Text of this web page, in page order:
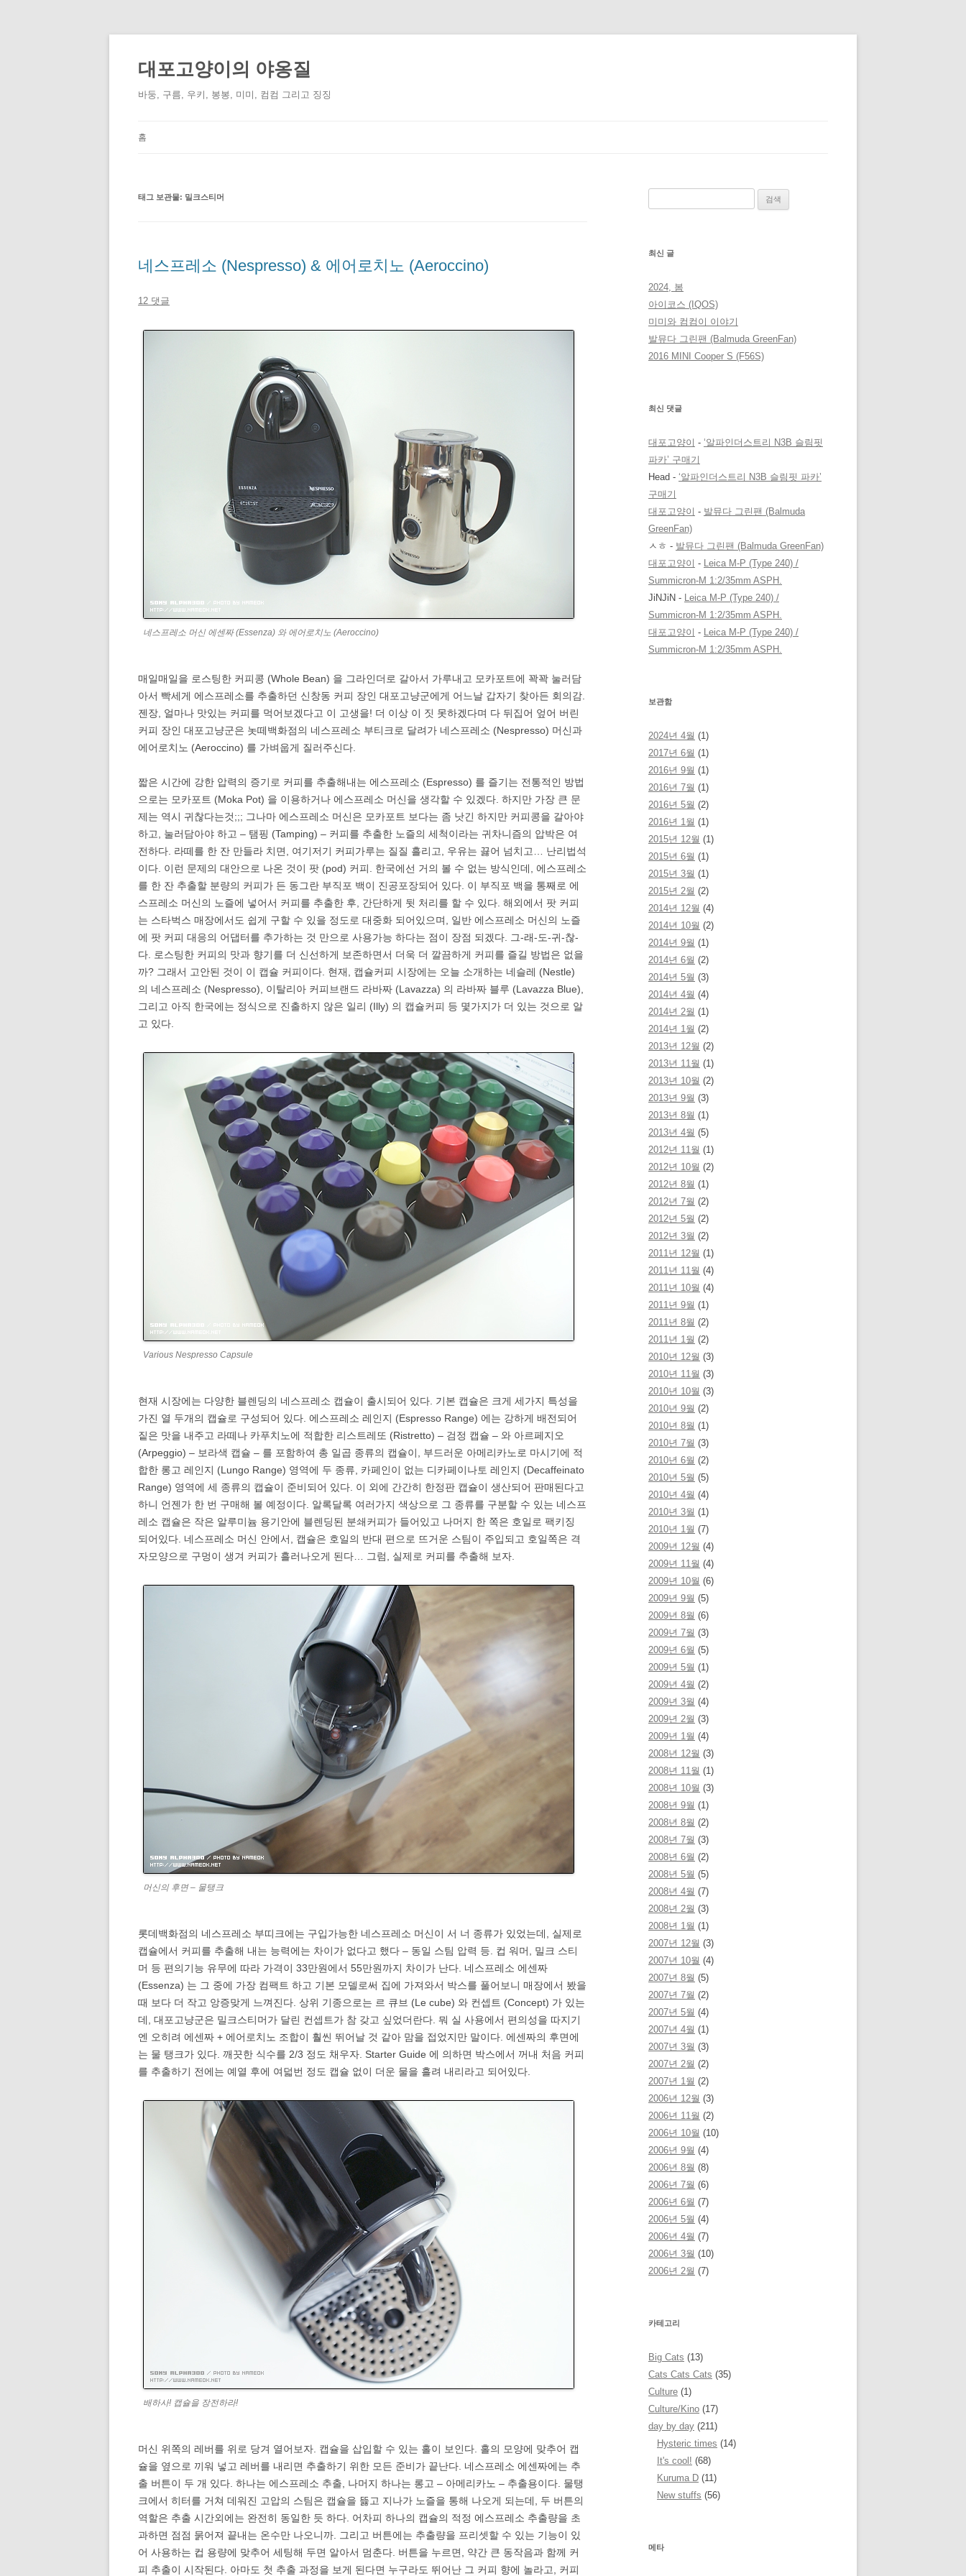
로
너
뛰
대포고양이의 야옹질
바둥, 구름, 우키, 봉봉, 미미, 컴컴 그리고 징징
홈
태그 보관물: 밀크스티머
네스프레소 (Nespresso) & 에어로치노 (Aeroccino)
12 댓글
네스프레소 머신 에센짜 (Essenza) 와 에어로치노 (Aeroccino)
매일매일을 로스팅한 커피콩 (Whole Bean) 을 그라인더로 갈아서 가루내고 모카포트에 꽉꽉 눌러담
아서 빡세게 에스프레소를 추출하던 신창동 커피 장인 대포고냥군에게 어느날 갑자기 찾아든 회의감.
젠장, 얼마나 맛있는 커피를 먹어보겠다고 이 고생을! 더 이상 이 짓 못하겠다며 다 뒤집어 엎어 버린
커피 장인 대포고냥군은 놋떼백화점의 네스프레소 부티크로 달려가 네스프레소 (Nespresso) 머신과
에어로치노 (Aeroccino) 를 가벼웁게 질러주신다.
짧은 시간에 강한 압력의 증기로 커피를 추출해내는 에스프레소 (Espresso) 를 즐기는 전통적인 방법
으로는 모카포트 (Moka Pot) 을 이용하거나 에스프레소 머신을 생각할 수 있겠다. 하지만 가장 큰 문
제는 역시 귀찮다는것;;; 그나마 에스프레소 머신은 모카포트 보다는 좀 낫긴 하지만 커피콩을 갈아야
하고, 눌러담아야 하고 – 탬핑 (Tamping) – 커피를 추출한 노즐의 세척이라는 귀차니즘의 압박은 여
전하다. 라떼를 한 잔 만들라 치면, 여기저기 커피가루는 질질 흘리고, 우유는 끓어 넘치고… 난리법석
이다. 이런 문제의 대안으로 나온 것이 팟 (pod) 커피. 한국에선 거의 볼 수 없는 방식인데, 에스프레소
를 한 잔 추출할 분량의 커피가 든 동그란 부직포 백이 진공포장되어 있다. 이 부직포 백을 통째로 에
스프레소 머신의 노즐에 넣어서 커피를 추출한 후, 간단하게 뒷 처리를 할 수 있다. 해외에서 팟 커피
는 스타벅스 매장에서도 쉽게 구할 수 있을 정도로 대중화 되어있으며, 일반 에스프레소 머신의 노즐
에 팟 커피 대응의 어댑터를 추가하는 것 만으로 사용가능 하다는 점이 장점 되겠다. 그-래-도-귀-찮-
다. 로스팅한 커피의 맛과 향기를 더 신선하게 보존하면서 더욱 더 깔끔하게 커피를 즐길 방법은 없을
까? 그래서 고안된 것이 이 캡슐 커피이다. 현재, 캡슐커피 시장에는 오늘 소개하는 네슬레 (Nestle)
의 네스프레소 (Nespresso), 이탈리아 커피브랜드 라바짜 (Lavazza) 의 라바짜 블루 (Lavazza Blue),
그리고 아직 한국에는 정식으로 진출하지 않은 일리 (Illy) 의 캡슐커피 등 몇가지가 더 있는 것으로 알
고 있다.
Various Nespresso Capsule
현재 시장에는 다양한 블렌딩의 네스프레소 캡슐이 출시되어 있다. 기본 캡슐은 크게 세가지 특성을
가진 열 두개의 캡슐로 구성되어 있다. 에스프레소 레인지 (Espresso Range) 에는 강하게 배전되어
짙은 맛을 내주고 라떼나 카푸치노에 적합한 리스트레또 (Ristretto) – 검정 캡슐 – 와 아르페지오
(Arpeggio) – 보라색 캡슐 – 를 포함하여 총 일곱 종류의 캡슐이, 부드러운 아메리카노로 마시기에 적
합한 롱고 레인지 (Lungo Range) 영역에 두 종류, 카페인이 없는 디카페이나토 레인지 (Decaffeinato
Range) 영역에 세 종류의 캡슐이 준비되어 있다. 이 외에 간간히 한정판 캡슐이 생산되어 판매된다고
하니 언젠가 한 번 구매해 볼 예정이다. 알록달록 여러가지 색상으로 그 종류를 구분할 수 있는 네스프
레소 캡슐은 작은 알루미늄 용기안에 블렌딩된 분쇄커피가 들어있고 나머지 한 쪽은 호일로 팩키징
되어있다. 네스프레소 머신 안에서, 캡슐은 호일의 반대 편으로 뜨거운 스팀이 주입되고 호일쪽은 격
자모양으로 구멍이 생겨 커피가 흘러나오게 된다… 그럼, 실제로 커피를 추출해 보자.
머신의 후면 – 물탱크
롯데백화점의 네스프레소 부띠크에는 구입가능한 네스프레소 머신이 서 너 종류가 있었는데, 실제로
캡슐에서 커피를 추출해 내는 능력에는 차이가 없다고 했다 – 동일 스팀 압력 등. 컵 워머, 밀크 스티
머 등 편의기능 유무에 따라 가격이 33만원에서 55만원까지 차이가 난다. 네스프레소 에센짜
(Essenza) 는 그 중에 가장 컴팩트 하고 기본 모델로써 집에 가져와서 박스를 풀어보니 매장에서 봤을
때 보다 더 작고 앙증맞게 느껴진다. 상위 기종으로는 르 큐브 (Le cube) 와 컨셉트 (Concept) 가 있는
데, 대포고냥군은 밀크스티머가 달린 컨셉트가 참 갖고 싶었더란다. 뭐 실 사용에서 편의성을 따지기
엔 오히려 에센짜 + 에어로치노 조합이 훨씬 뛰어날 것 같아 맘을 접었지만 말이다. 에센짜의 후면에
는 물 탱크가 있다. 깨끗한 식수를 2/3 정도 채우자. Starter Guide 에 의하면 박스에서 꺼내 처음 커피
를 추출하기 전에는 예열 후에 여덟번 정도 캡슐 없이 더운 물을 흘려 내리라고 되어있다.
배하사! 캡슐을 장전하라!
머신 위쪽의 레버를 위로 당겨 열어보자. 캡슐을 삽입할 수 있는 홀이 보인다. 홀의 모양에 맞추어 캡
슐을 옆으로 끼워 넣고 레버를 내리면 추출하기 위한 모든 준비가 끝난다. 네스프레소 에센짜에는 추
출 버튼이 두 개 있다. 하나는 에스프레소 추출, 나머지 하나는 롱고 – 아메리카노 – 추출용이다. 물탱
크에서 히터를 거쳐 데워진 고압의 스팀은 캡슐을 뜷고 지나가 노즐을 통해 나오게 되는데, 두 버튼의
역할은 추출 시간외에는 완전히 동일한 듯 하다. 어차피 하나의 캡슐의 적정 에스프레소 추출량을 초
과하면 점점 묽어져 끝내는 온수만 나오니까. 그리고 버튼에는 추출량을 프리셋할 수 있는 기능이 있
어 사용하는 컵 용량에 맞추어 세팅해 두면 알아서 멈춘다. 버튼을 누르면, 약간 큰 동작음과 함께 커
피 추출이 시작된다. 아마도 첫 추출 과정을 보게 된다면 누구라도 뛰어난 그 커피 향에 놀라고, 커피
최신 글
2024, 봄
아이코스 (IQOS)
미미와 컴컴이 이야기
발뮤다 그린팬 (Balmuda GreenFan)
2016 MINI Cooper S (F56S)
최신 댓글
대포고양이 - ‘알파인더스트리 N3B 슬림핏
파카’ 구매기
Head - ‘알파인더스트리 N3B 슬림핏 파카’
구매기
대포고양이 - 발뮤다 그린팬 (Balmuda
GreenFan)
ㅅㅎ - 발뮤다 그린팬 (Balmuda GreenFan)
대포고양이 - Leica M-P (Type 240) /
Summicron-M 1:2/35mm ASPH.
JiNJiN - Leica M-P (Type 240) /
Summicron-M 1:2/35mm ASPH.
대포고양이 - Leica M-P (Type 240) /
Summicron-M 1:2/35mm ASPH.
보관함
2024년 4월 (1)
2017년 6월 (1)
2016년 9월 (1)
2016년 7월 (1)
2016년 5월 (2)
2016년 1월 (1)
2015년 12월 (1)
2015년 6월 (1)
2015년 3월 (1)
2015년 2월 (2)
2014년 12월 (4)
2014년 10월 (2)
2014년 9월 (1)
2014년 6월 (2)
2014년 5월 (3)
2014년 4월 (4)
2014년 2월 (1)
2014년 1월 (2)
2013년 12월 (2)
2013년 11월 (1)
2013년 10월 (2)
2013년 9월 (3)
2013년 8월 (1)
2013년 4월 (5)
2012년 11월 (1)
2012년 10월 (2)
2012년 8월 (1)
2012년 7월 (2)
2012년 5월 (2)
2012년 3월 (2)
2011년 12월 (1)
2011년 11월 (4)
2011년 10월 (4)
2011년 9월 (1)
2011년 8월 (2)
2011년 1월 (2)
2010년 12월 (3)
2010년 11월 (3)
2010년 10월 (3)
2010년 9월 (2)
2010년 8월 (1)
2010년 7월 (3)
2010년 6월 (2)
2010년 5월 (5)
2010년 4월 (4)
2010년 3월 (1)
2010년 1월 (7)
2009년 12월 (4)
2009년 11월 (4)
2009년 10월 (6)
2009년 9월 (5)
2009년 8월 (6)
2009년 7월 (3)
2009년 6월 (5)
2009년 5월 (1)
2009년 4월 (2)
2009년 3월 (4)
2009년 2월 (3)
2009년 1월 (4)
2008년 12월 (3)
2008년 11월 (1)
2008년 10월 (3)
2008년 9월 (1)
2008년 8월 (2)
2008년 7월 (3)
2008년 6월 (2)
2008년 5월 (5)
2008년 4월 (7)
2008년 2월 (3)
2008년 1월 (1)
2007년 12월 (3)
2007년 10월 (4)
2007년 8월 (5)
2007년 7월 (2)
2007년 5월 (4)
2007년 4월 (1)
2007년 3월 (3)
2007년 2월 (2)
2007년 1월 (2)
2006년 12월 (3)
2006년 11월 (2)
2006년 10월 (10)
2006년 9월 (4)
2006년 8월 (8)
2006년 7월 (6)
2006년 6월 (7)
2006년 5월 (4)
2006년 4월 (7)
2006년 3월 (10)
2006년 2월 (7)
카테고리
Big Cats (13)
Cats Cats Cats (35)
Culture (1)
Culture/Kino (17)
day by day (211)
Hysteric times (14)
It's cool! (68)
Kuruma D (11)
New stuffs (56)
메타